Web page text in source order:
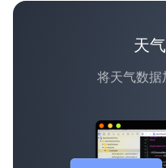
天
将天气数据